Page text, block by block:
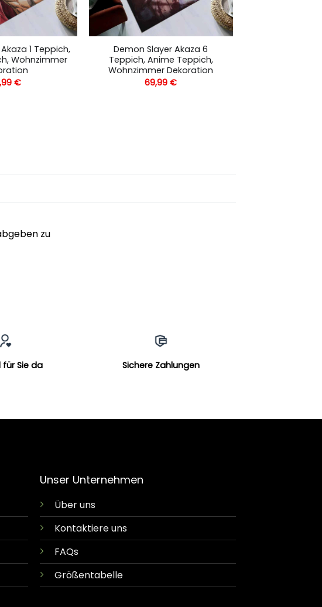
1 Teppich,
Wohnzimmer
€
Demon Slayer Akaza 6
Teppich, Anime Teppich,
Wohnzimmer Dekoration
69,99€
zu
für Sie da Sichere Zahlungen
Unser Unternehmen
Über uns
Kontaktiere uns
FAQs
Größentabelle